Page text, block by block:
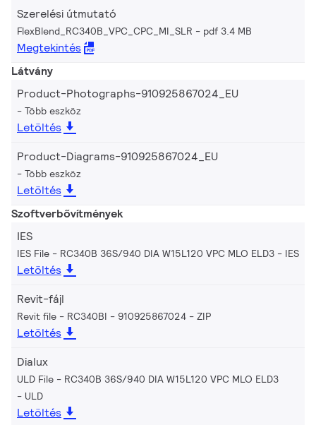
Szerelési útmutató
FlexBlend_RC340B_VPC_CPC_MI_SLR pdf 3.4 MB
Megtekintés
Látvány
Product-Photographs-910925867024_EU
Több eszköz
Letöltés
Product-Diagrams-910925867024_EU
Több eszköz
Letöltés
Szoftverbővítmények
IES
IES File - RC340B 36S/940 DIA W15L120 VPC MLO ELD3 IES
Letöltés
Revit-fájl
Revit file - RC340BI - 910925867024 ZIP
Letöltés
Dialux
ULD File - RC340B 36S/940 DIA W15L120 VPC MLO ELD3
ULD
Letöltés